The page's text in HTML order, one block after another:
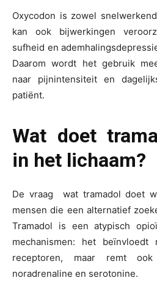
Oxycodon is zowel
kan ook bijwerkingen
sufheid en
Daarom wordt het gebruik
naar pijnintensiteit en
patiënt.
Wat doet
in het lichaam?
De vraag wat tramadol doet
mensen die een alternatief
Tramadol is een atypisch
mechanismen: het
receptoren, maar remt
noradrenaline en serotonine.